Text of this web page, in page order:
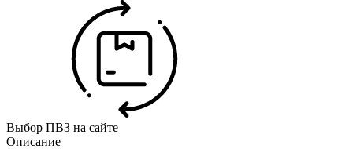
Выбор ПВЗ на сайте
Описание